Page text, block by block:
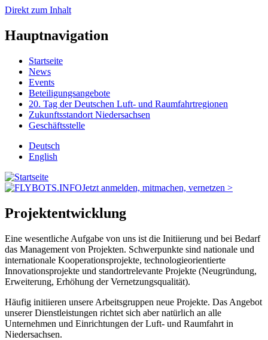
Direkt zum Inhalt
Hauptnavigation
Startseite
News
Events
Beteiligungsangebote
20. Tag der Deutschen Luft- und Raumfahrtregionen
Zukunftsstandort Niedersachsen
Geschäftsstelle
Deutsch
English
Jetzt anmelden, mitmachen, vernetzen >
Projektentwicklung
Eine wesentliche Aufgabe von uns ist die Initiierung und bei Bedarf
das Management von Projekten. Schwerpunkte sind nationale und
internationale Kooperationsprojekte, technologieorientierte
Innovationsprojekte und standortrelevante Projekte (Neugründung,
Erweiterung, Erhöhung der Vernetzungsqualität).
Häufig initiieren unsere Arbeitsgruppen neue Projekte. Das Angebot
unserer Dienstleistungen richtet sich aber natürlich an alle
Unternehmen und Einrichtungen der Luft- und Raumfahrt in
Niedersachsen.